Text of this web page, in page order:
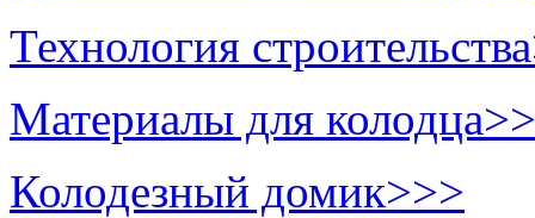
Технология
Материалы для
Колодезный домик>>>